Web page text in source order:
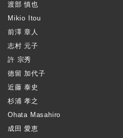
渡部 慎也
Mikio Itou
前澤 章人
志村 元子
許 宗秀
徳留 加代子
近藤 泰史
杉浦 孝之
Ohata Masahiro
成田 愛恵